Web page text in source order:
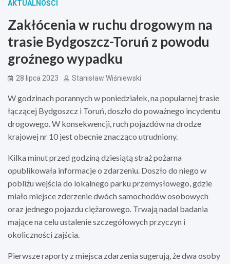
AKTUALNOŚCI
Zakłócenia w ruchu drogowym na
trasie Bydgoszcz-Toruń z powodu
groźnego wypadku
28 lipca 2023 Stanisław Wiśniewski
W godzinach porannych w poniedziałek, na popularnej trasie
łączącej Bydgoszcz i Toruń, doszło do poważnego incydentu
drogowego. W konsekwencji, ruch pojazdów na drodze
krajowej nr 10 jest obecnie znacząco utrudniony.
Kilka minut przed godziną dziesiątą straż pożarna
opublikowała informacje o zdarzeniu. Doszło do niego w
pobliżu wejścia do lokalnego parku przemysłowego, gdzie
miało miejsce zderzenie dwóch samochodów osobowych
oraz jednego pojazdu ciężarowego. Trwają nadal badania
mające na celu ustalenie szczegółowych przyczyn i
okoliczności zajścia.
Pierwsze raporty z miejsca zdarzenia sugerują, że dwa osoby